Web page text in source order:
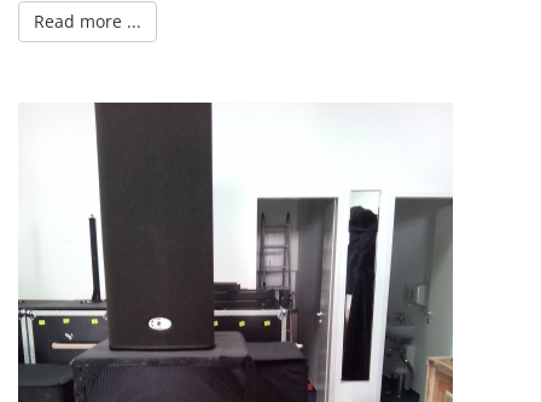
Read more ...